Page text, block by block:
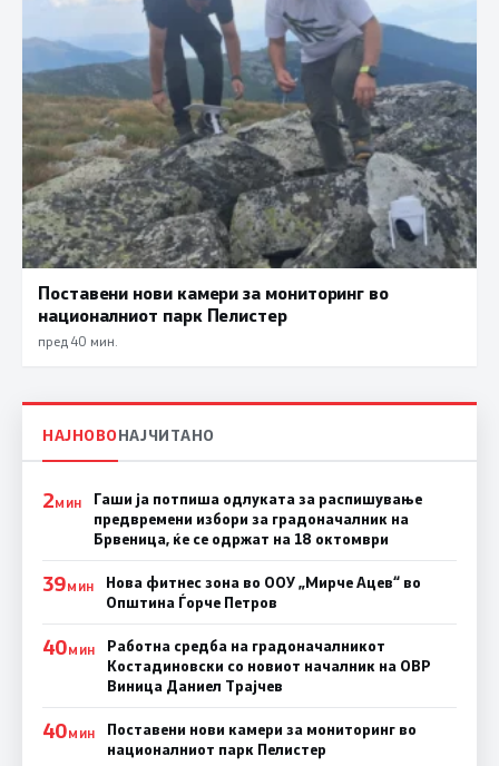
Поставени нови камери за мониторинг во
националниот парк Пелистер
пред 40 мин.
НАЈНОВОНАЈЧИТАНО
2МИН
Гаши ја потпиша одлуката за распишување
предвремени избори за градоначалник на
Брвеница, ќе се одржат на 18 октомври
39МИН
Нова фитнес зона во ООУ „Мирче Ацев“ во
Општина Ѓорче Петров
40МИН
Работна средба на градоначалникот
Костадиновски со новиот началник на ОВР
Виница Даниел Трајчев
40МИН
Поставени нови камери за мониторинг во
националниот парк Пелистер